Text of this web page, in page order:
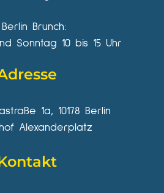
Berlin Brunch:
Sonntag 10 bis 15 Uhr
1a, 10178 Berlin
Alexanderplatz